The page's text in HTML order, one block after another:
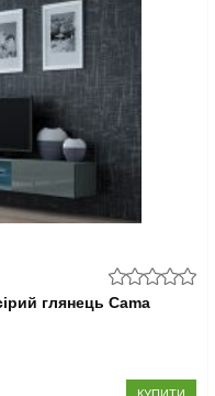
глянець Cama